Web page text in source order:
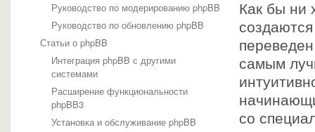
Руководство по модерированию phpBB
Руководство по обновлению phpBB
Статьи о phpBB
Интеграция phpBB с другими
системами
Расширение функциональности
phpBB3
Установка и обслуживание phpBB
Как бы ни
самым
со